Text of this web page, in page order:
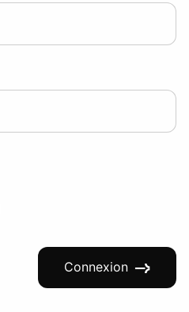
Connexion